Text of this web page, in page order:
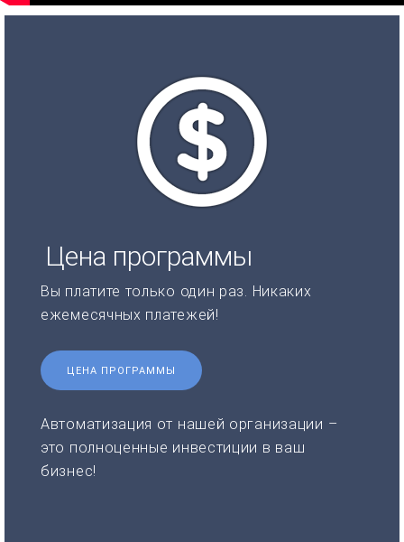
Цена программы
Вы платите только один раз. Никаких
ежемесячных платежей!
ЦЕНА ПРОГРАММЫ
Автоматизация от нашей организации –
это полноценные инвестиции в ваш
бизнес!